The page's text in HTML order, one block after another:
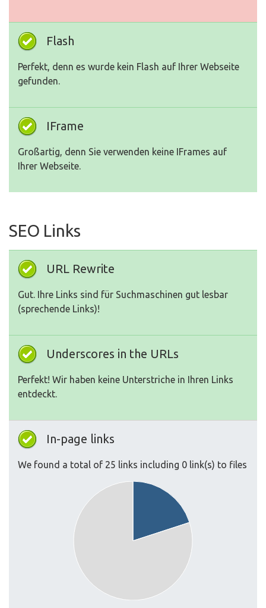
Flash
Perfekt, denn es wurde kein Flash auf Ihrer Webseite
gefunden.
IFrame
Großartig, denn Sie verwenden keine IFrames auf
Ihrer Webseite.
SEO Links
URL Rewrite
Gut. Ihre Links sind für Suchmaschinen gut lesbar
(sprechende Links)!
Underscores in the URLs
Perfekt! Wir haben keine Unterstriche in Ihren Links
entdeckt.
In-page links
We found a total of 25 links including 0 link(s) to files